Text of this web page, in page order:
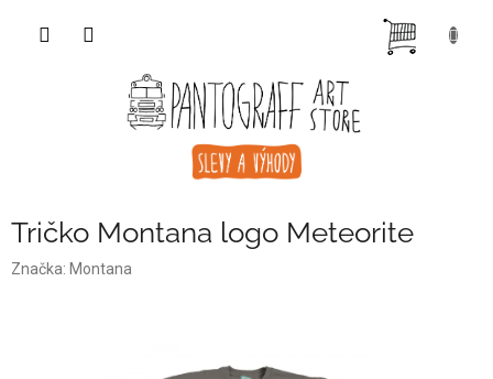
Tričko Montana logo Meteorite
Značka: Montana